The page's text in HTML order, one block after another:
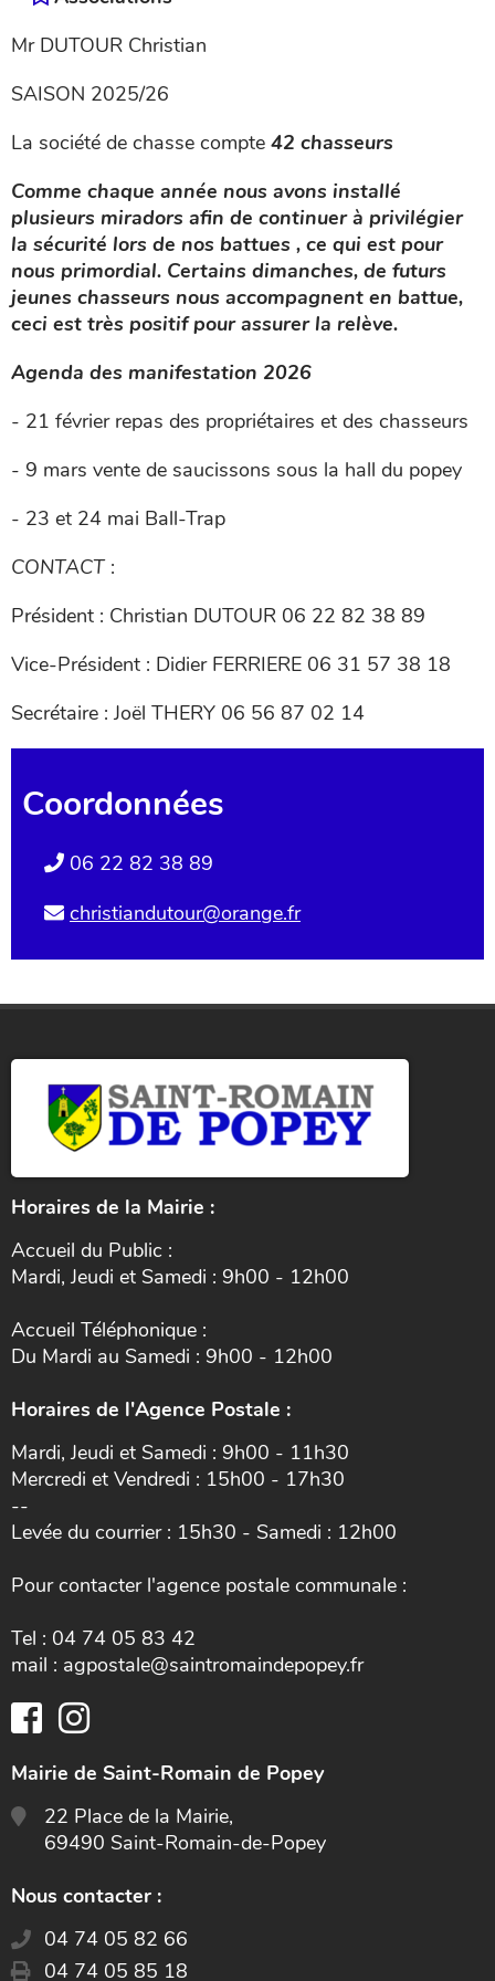
Mr DUTOUR Christian
SAISON 2025/26
La société de chasse compte 42 chasseurs
Comme chaque année nous avons installé
plusieurs miradors afin de continuer à privilégier
la sécurité lors de nos battues , ce qui est pour
nous primordial. Certains dimanches, de futurs
jeunes chasseurs nous accompagnent en battue,
ceci est très positif pour assurer la relève.
Agenda des manifestation 2026
- 21 février repas des propriétaires et des chasseurs
- 9 mars vente de saucissons sous la hall du popey
- 23 et 24 mai Ball-Trap
CONTACT:
Président : Christian DUTOUR 06 22 82 38 89
Vice-Président : Didier FERRIERE 06 31 57 38 18
Secrétaire : Joël THERY 06 56 87 02 14
Coordonnées
06 22 82 38 89
christiandutour@orange.fr
Horaires de la Mairie :
Accueil du Public :
Mardi, Jeudi et Samedi : 9h00 - 12h00
Accueil Téléphonique :
Du Mardi au Samedi : 9h00 - 12h00
Horaires de l'Agence Postale :
Mardi, Jeudi et Samedi : 9h00 - 11h30
Mercredi et Vendredi : 15h00 - 17h30
--
Levée du courrier : 15h30 - Samedi : 12h00
Pour contacter l'agence postale communale :
Tel : 04 74 05 83 42
mail : agpostale@saintromaindepopey.fr
Mairie de Saint-Romain de Popey
22 Place de la Mairie,
69490 Saint-Romain-de-Popey
Nous contacter :
04 74 05 82 66
04 74 05 85 18